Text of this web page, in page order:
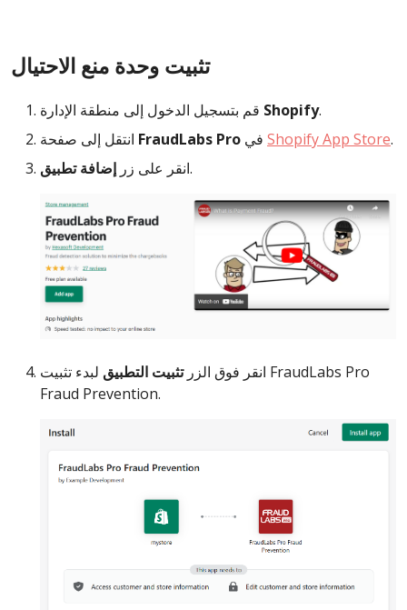
تثبيت وحدة منع الاحتيال
Shopify.
FraudLabs Pro Shopify App Store.
انقر على زر إضافة تطبيق .
انقر فوق الزرتثبيت التطبيق لبدء تثبيت FraudLabs Pro
Fraud Prevention.